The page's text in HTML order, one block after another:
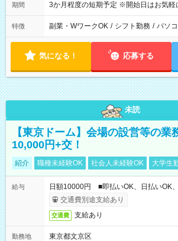
期間 3か月程度の短期予定 ※開始日はお気軽
特徴 副業・WワークOK / シフト勤務 / パソ
気になる！ 応募する
未読
【東京ドーム】会場の設営等の業
10,000円+交！
紹介 職種未経験OK 社会人未経験OK 大学生
給与
日額10000円 ■即払いOK、日払いOK
交通費別途支給あり
交通費 支給あり
勤務地
東京都文京区